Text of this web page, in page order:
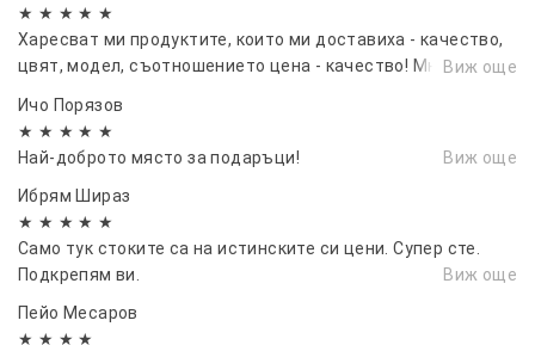
★ ★ ★ ★ ★
Харесват ми продуктите, които ми доставиха - качество,
цвят, модел, съотношението цена - качество! Много
Благодаря! Имам намерение скоро пак да поръчам
Виж още
Ичо Порязов
★ ★ ★ ★ ★
Най-доброто място за подаръци!
Виж още
Ибрям Шираз
★ ★ ★ ★ ★
Само тук стоките са на истинските си цени. Супер сте.
Подкрепям ви.
Виж още
Пейо Месаров
★ ★ ★ ★